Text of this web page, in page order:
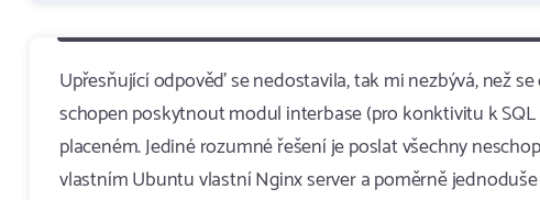
Upřesňující odpověď se nedostavila, tak mi nezbývá, než
schopen poskytnout modul interbase (pro konktivitu k
placeném. Jediné rozumné řešení je poslat všechny
vlastním Ubuntu vlastní Nginx server a poměrně